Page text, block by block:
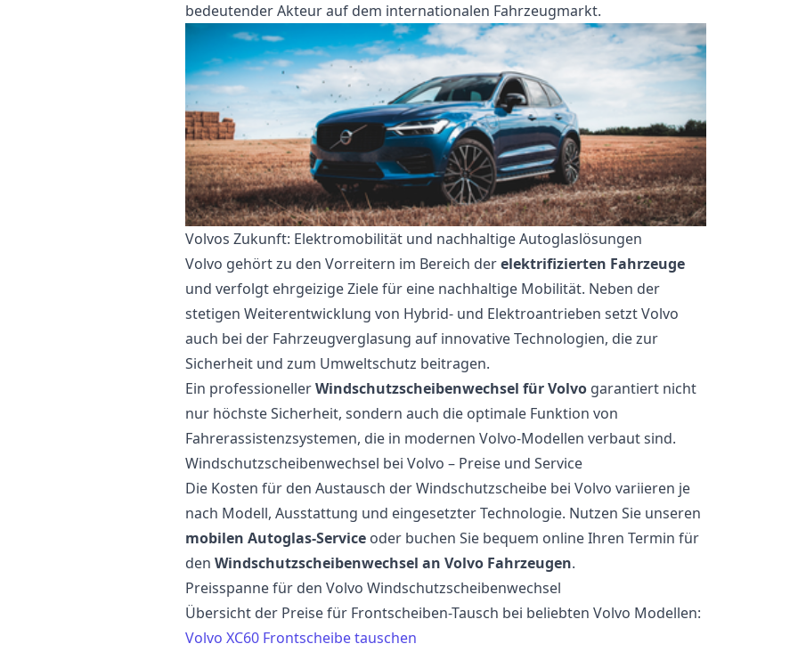
bedeutender Akteur auf dem internationalen Fahrzeugmarkt.
Volvos Zukunft: Elektromobilität und nachhaltige Autoglaslösungen
Volvo gehört zu den Vorreitern im Bereich derelektrifizierten Fahrzeuge
und verfolgt ehrgeizige Ziele für eine nachhaltige Mobilität. Neben der
stetigen Weiterentwicklung von Hybrid- und Elektroantrieben setzt Volvo
auch bei der Fahrzeugverglasung auf innovative Technologien, die zur
Sicherheit und zum Umweltschutz beitragen.
Ein professionellerWindschutzscheibenwechsel für Volvo garantiert nicht
nur höchste Sicherheit, sondern auch die optimale Funktion von
Fahrerassistenzsystemen, die in modernen Volvo-Modellen verbaut sind.
Windschutzscheibenwechsel bei Volvo – Preise und Service
Die Kosten für den Austausch der Windschutzscheibe bei Volvo variieren je
nach Modell, Ausstattung und eingesetzter Technologie. Nutzen Sie unseren
mobilen Autoglas-Service oder buchen Sie bequem online Ihren Termin für
den Windschutzscheibenwechsel an Volvo Fahrzeugen.
Preisspanne für den Volvo Windschutzscheibenwechsel
Übersicht der Preise für Frontscheiben-Tausch bei beliebten Volvo Modellen:
Volvo XC60 Frontscheibe tauschen